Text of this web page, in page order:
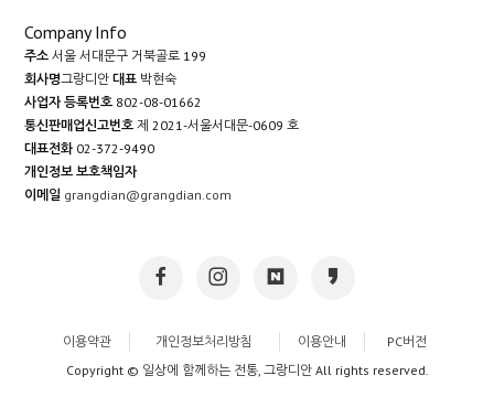
Company Info
주소 서울 서대문구 거북골로 199
회사명그랑디안대표 박현숙
사업자 등록번호 802-08-01662
통신판매업신고번호 제 2021-서울서대문-0609 호
대표전화 02-372-9490
개인정보 보호책임자
이메일 grangdian@grangdian.com
이용약관 개인정보처리방침 이용안내
PC버전
Copyright © 일상에 함께하는 전통, 그랑디안 All rights reserved.